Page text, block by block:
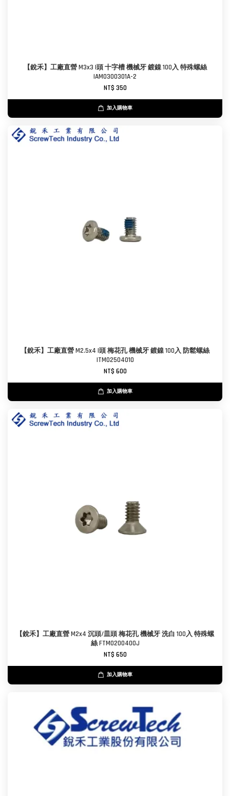
【銳禾】工廠直營 M3x3 I頭 十字槽 機械牙 鍍鎳 100入 特殊螺絲
IAM0300301A-2
NT$ 350
加入購物車
【銳禾】工廠直營 M2.5x4 I頭 梅花孔 機械牙 鍍鎳 100入 防鬆螺絲
ITM0250401O
NT$ 600
加入購物車
【銳禾】工廠直營 M2x4 沉頭/皿頭 梅花孔 機械牙 洗白 100入 特殊螺
絲 FTM0200400J
NT$ 650
加入購物車